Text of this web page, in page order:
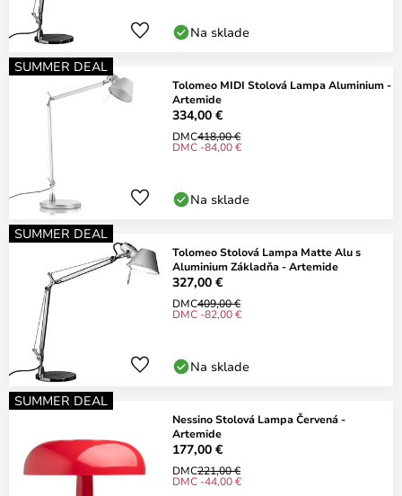
Na sklade
SUMMER DEAL
Tolomeo MIDI Stolová Lampa Aluminium -
Artemide
334,00 €
DMC418,00 €
DMC -84,00 €
Na sklade
SUMMER DEAL
Tolomeo Stolová Lampa Matte Alu s
Aluminium Základňa - Artemide
327,00 €
DMC409,00 €
DMC -82,00 €
Na sklade
SUMMER DEAL
Nessino Stolová Lampa Červená -
Artemide
177,00 €
DMC221,00 €
DMC -44,00 €